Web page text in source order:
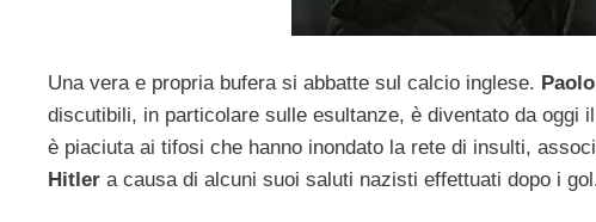
Una vera e propria bufera si abbatte sul calcio inglese.
discutibili, in particolare sulle esultanze, è diventato da oggi
è piaciuta ai tifosi che hanno inondato la rete di insulti,
Hitler a causa di alcuni suoi saluti nazisti effettuati dopo i